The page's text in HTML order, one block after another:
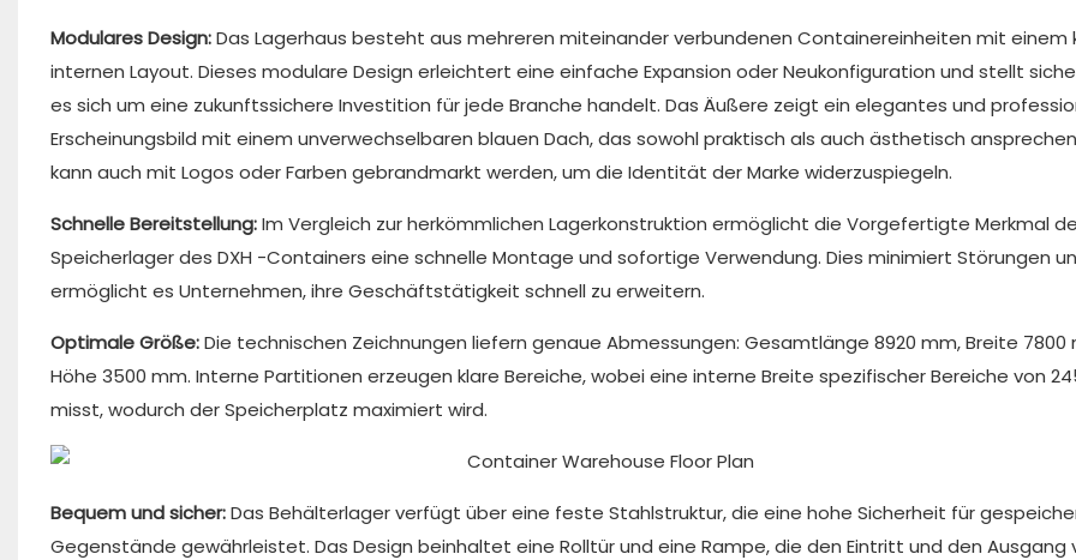
Modulares Design:Das Lagerhaus besteht aus mehreren miteinander verbundenen Containereinheiten mit einem
internen Layout. Dieses modulare Design erleichtert eine einfache Expansion oder Neukonfiguration und stellt
es sich um eine zukunftssichere Investition für jede Branche handelt. Das Äußere zeigt ein elegantes und
Erscheinungsbild mit einem unverwechselbaren blauen Dach, das sowohl praktisch als auch ästhetisch
kann auch mit Logos oder Farben gebrandmarkt werden, um die Identität der Marke widerzuspiegeln.
Schnelle Bereitstellung:Im Vergleich zur herkömmlichen Lagerkonstruktion ermöglicht die Vorgefertigte Merkmal
Speicherlager des DXH -Containers eine schnelle Montage und sofortige Verwendung. Dies minimiert Störungen
ermöglicht es Unternehmen, ihre Geschäftstätigkeit schnell zu erweitern.
Optimale Größe:Die technischen Zeichnungen liefern genaue Abmessungen: Gesamtlänge 8920 mm, Breite 7800
Höhe 3500 mm. Interne Partitionen erzeugen klare Bereiche, wobei eine interne Breite spezifischer Bereiche von
misst, wodurch der Speicherplatz maximiert wird.
Bequem und sicher:Das Behälterlager verfügt über eine feste Stahlstruktur, die eine hohe Sicherheit für
Gegenstände gewährleistet. Das Design beinhaltet eine Rolltür und eine Rampe, die den Eintritt und den Ausgang